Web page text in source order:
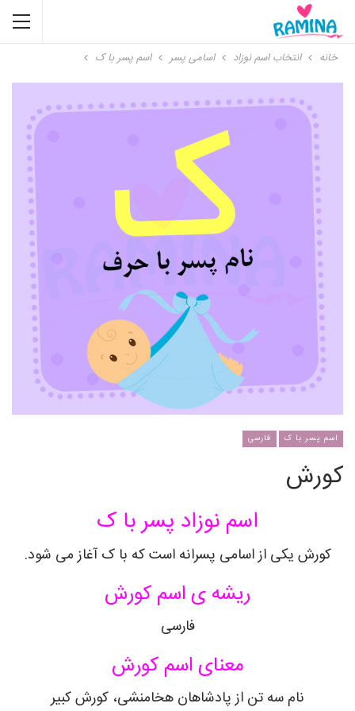
خانه انتخاب اسم نوزاد اسامی پسر اسم پسر با ک
اسم پسر با ک فارسی
کورش
اسم نوزاد پسر با ک
کورش یکی از اسامی پسرانه است که با ک آغاز می شود.
ریشه ی اسمکورش
فارسی
معنای اسمکورش
نام سه تن از پادشاهان هخامنشی، کورش کبیر